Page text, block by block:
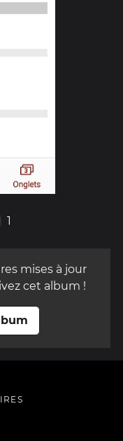
1
mises à jour
cet album !